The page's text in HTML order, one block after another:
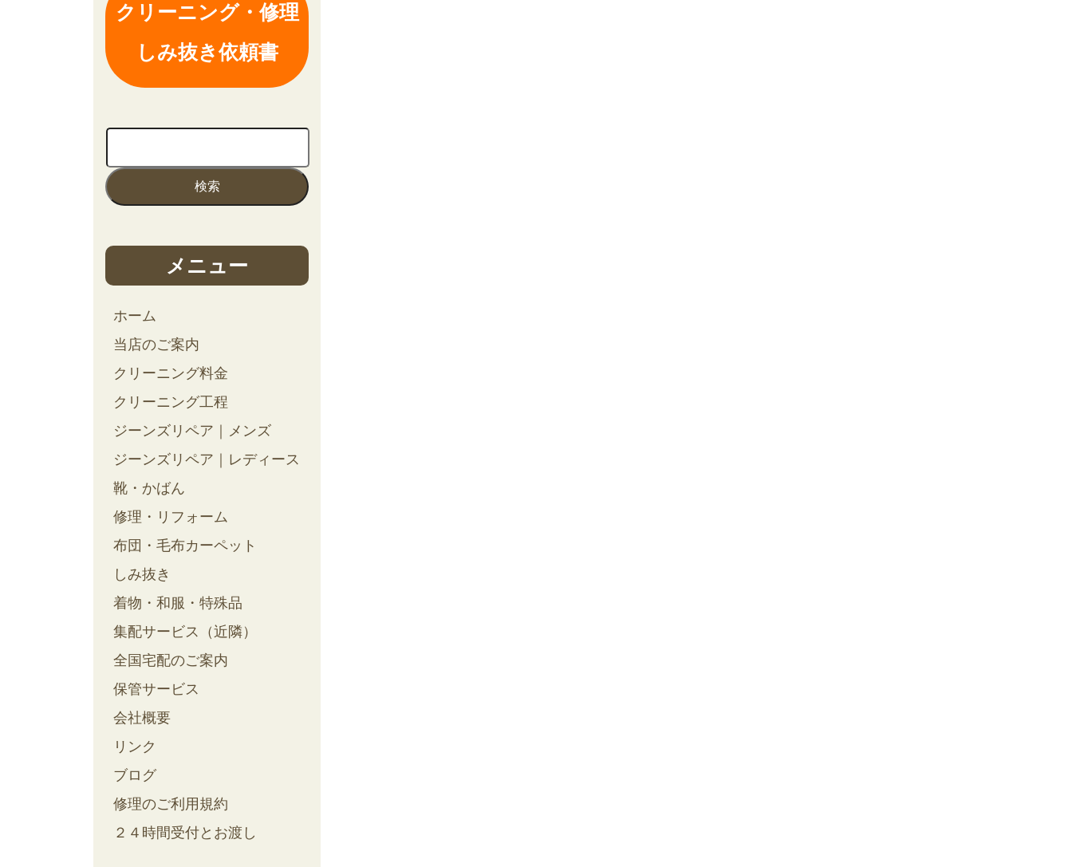
クリーニング・修理
しみ抜き依頼書
メニュー
ホーム
当店のご案内
クリーニング料金
クリーニング工程
ジーンズリペア｜メンズ
ジーンズリペア｜レディース
靴・かばん
修理・リフォーム
布団・毛布カーペット
しみ抜き
着物・和服・特殊品
集配サービス（近隣）
全国宅配のご案内
保管サービス
会社概要
リンク
ブログ
修理のご利用規約
２４時間受付とお渡し